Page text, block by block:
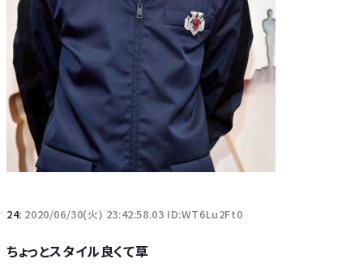
24: 2020/06/30(火) 23:42:58.03 ID:WT6Lu2Ft0
ちょっとスタイル良くて草